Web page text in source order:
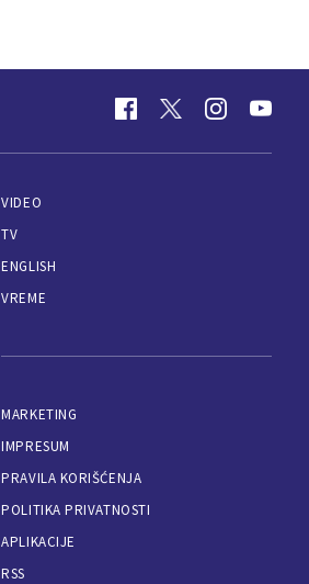
VIDEO
TV
ENGLISH
VREME
MARKETING
IMPRESUM
PRAVILA KORIŠĆENJA
POLITIKA PRIVATNOSTI
APLIKACIJE
RSS